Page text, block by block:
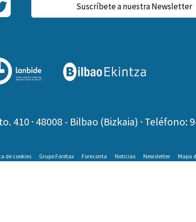
Suscríbete a nuestra Newsletter
410 · 48008 - Bilbao (Bizkaia) · Teléfono:
de cookies Grupo Foretax Foreconta Noticias Newsletter Mapa